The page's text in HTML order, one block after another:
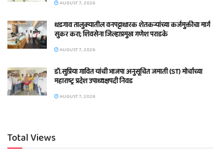
AUGUST 7, 2026
धडगाव तालुक्यातील वनपट्टाधारक शेतकऱ्यांच्या कर्जमुक्तीचा मार्ग
सुकर करा; शिवसेना जिल्हाप्रमुख गणेश पराडके
AUGUST 7, 2026
डॉ.सुप्रिया गावित यांची भाजपा अनुसूचित जमाती (ST) मोर्चाच्या
महाराष्ट्र प्रदेश उपाध्यक्षपदी निवड
AUGUST 7, 2026
Total Views